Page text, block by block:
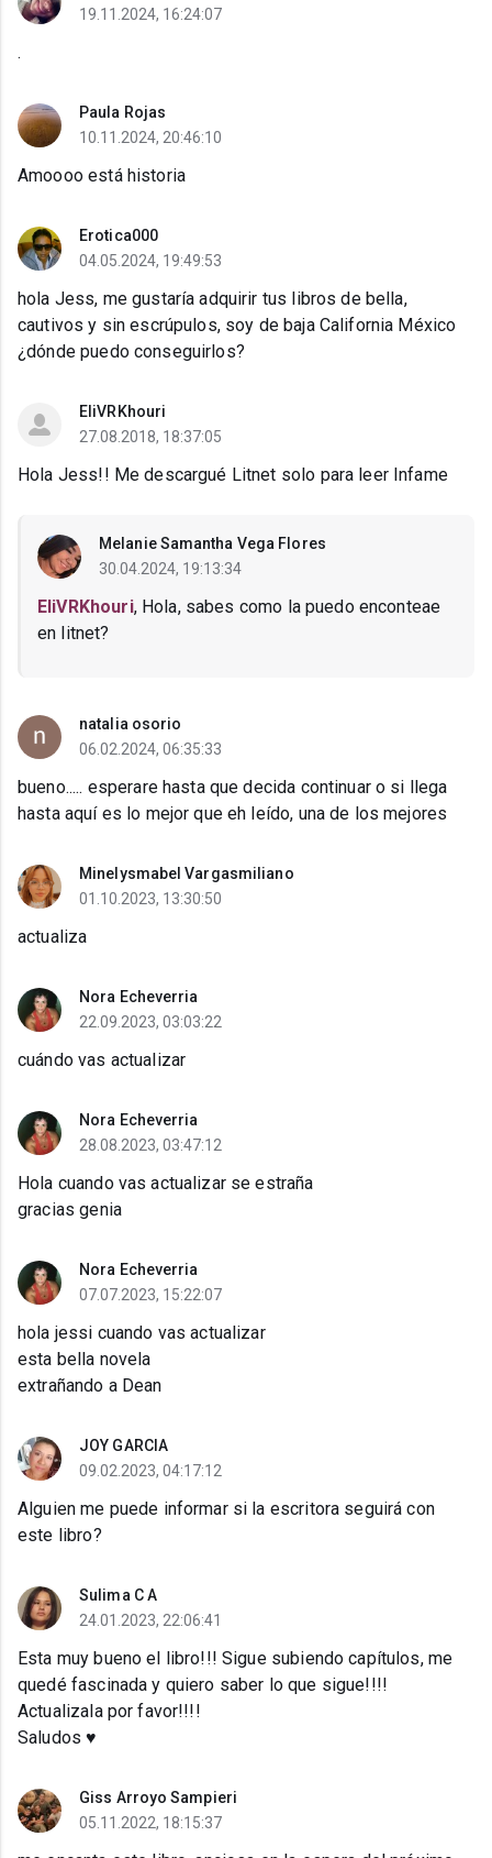
19.11.2024, 16:24:07
.
Paula Rojas
10.11.2024, 20:46:10
Amoooo está historia
Erotica000
04.05.2024, 19:49:53
hola Jess, me gustaría adquirir tus libros de bella,
cautivos y sin escrúpulos, soy de baja California México
¿dónde puedo conseguirlos?
EliVRKhouri
27.08.2018, 18:37:05
Hola Jess!! Me descargué Litnet solo para leer Infame
Melanie Samantha Vega Flores
30.04.2024, 19:13:34
EliVRKhouri, Hola, sabes como la puedo enconteae
en litnet?
natalia osorio
06.02.2024, 06:35:33
bueno..... esperare hasta que decida continuar o si llega
hasta aquí es lo mejor que eh leído, una de los mejores
Minelysmabel Vargasmiliano
01.10.2023, 13:30:50
actualiza
Nora Echeverria
22.09.2023, 03:03:22
cuándo vas actualizar
Nora Echeverria
28.08.2023, 03:47:12
Hola cuando vas actualizar se estraña
gracias genia
Nora Echeverria
07.07.2023, 15:22:07
hola jessi cuando vas actualizar
esta bella novela
extrañando a Dean
JOY GARCIA
09.02.2023, 04:17:12
Alguien me puede informar si la escritora seguirá con
este libro?
Sulima C A
24.01.2023, 22:06:41
Esta muy bueno el libro!!! Sigue subiendo capítulos, me
quedé fascinada y quiero saber lo que sigue!!!!
Actualizala por favor!!!!
Saludos ♥︎
Giss Arroyo Sampieri
05.11.2022, 18:15:37